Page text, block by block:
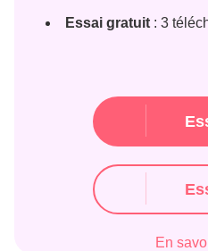
Essai gratuit : 3
En